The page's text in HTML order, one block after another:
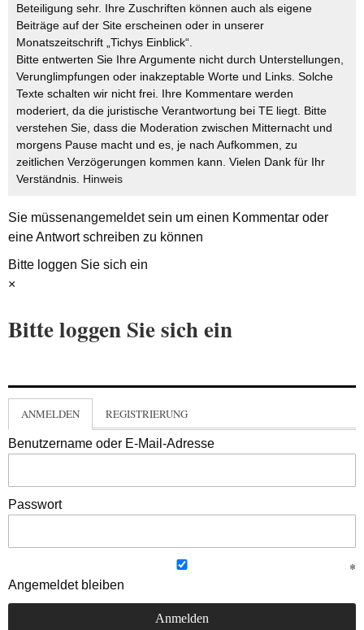
Beteiligung sehr. Ihre Zuschriften können auch als eigene
Beiträge auf der Site erscheinen oder in unserer
Monatszeitschrift „Tichys Einblick“.
Bitte entwerten Sie Ihre Argumente nicht durch Unterstellungen,
Verunglimpfungen oder inakzeptable Worte und Links. Solche
Texte schalten wir nicht frei. Ihre Kommentare werden
moderiert, da die juristische Verantwortung bei TE liegt. Bitte
verstehen Sie, dass die Moderation zwischen Mitternacht und
morgens Pause macht und es, je nach Aufkommen, zu
zeitlichen Verzögerungen kommen kann. Vielen Dank für Ihr
Verständnis. Hinweis
Sie müssenangemeldetsein um einen Kommentar oder
eine Antwort schreiben zu können
Bitte loggen Sie sich ein
×
Bitte loggen Sie sich ein
ANMELDEN REGISTRIERUNG
Benutzername oder E-Mail-Adresse
Passwort
Angemeldet bleiben